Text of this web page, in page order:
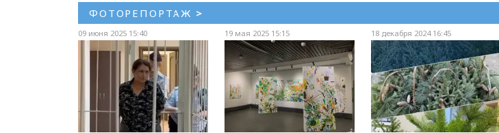
ФОТОРЕПОРТАЖ >
09 июня 2025 15:40 19 мая 2025 15:15 18 декабря 2024 16:45